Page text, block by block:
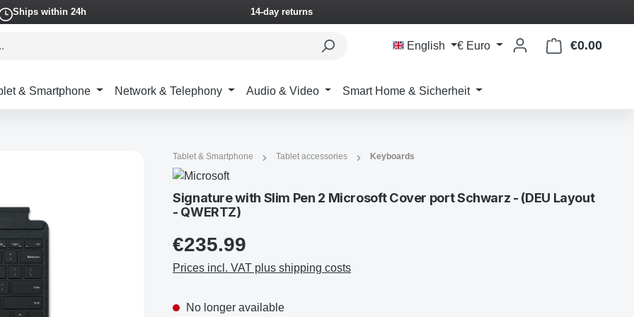
Ships within 24h 14-day returns
English € Euro €0.00
& Smartphone Network & Telephony Audio & Video Smart Home & Sicherheit
Tablet & Smartphone Tablet accessories Keyboards
Signature with Slim Pen 2 Microsoft Cover port Schwarz - (DEU Layout
- QWERTZ)
€235.99
Prices incl. VAT plus shipping costs
No longer available